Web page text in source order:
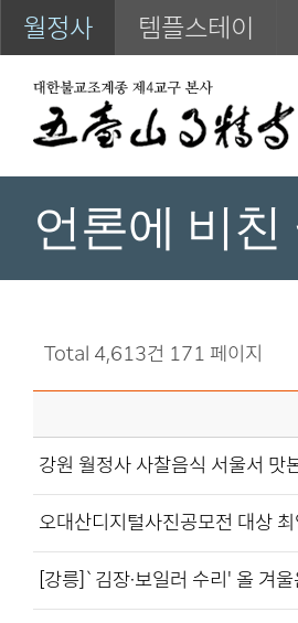
월정사 템플스테이
언론에 비친
Total 4,613건 171 페이지
강원 월정사 사찰음식 서울서
오대산디지털사진공모전 대상
[강릉]`김장·보일러 수리' 올 겨